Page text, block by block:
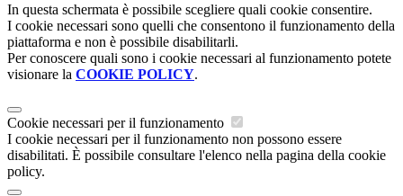
In questa schermata è possibile scegliere quali cookie consentire.
I cookie necessari sono quelli che consentono il funzionamento della
piattaforma e non è possibile disabilitarli.
Per conoscere quali sono i cookie necessari al funzionamento potete
visionare la COOKIE POLICY.
Cookie necessari per il funzionamento
I cookie necessari per il funzionamento non possono essere
disabilitati. È possibile consultare l'elenco nella pagina della cookie
policy.